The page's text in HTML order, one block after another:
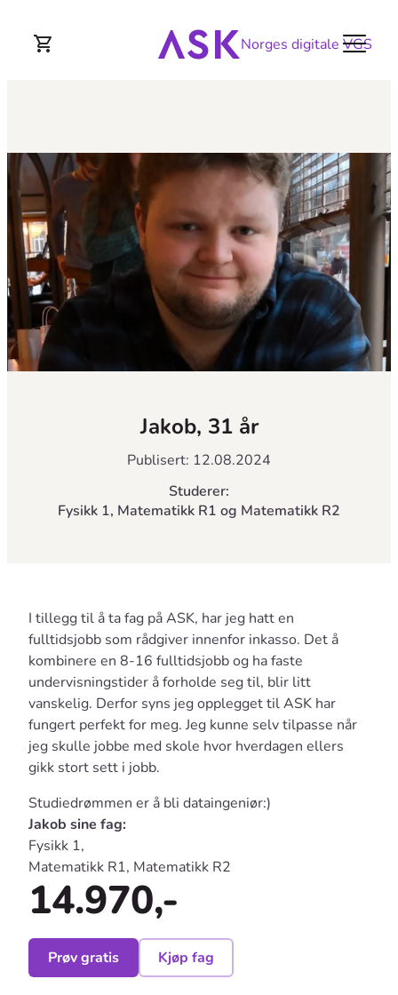
Norges digitale VGS
Jakob, 31 år
Publisert: 12.08.2024
Studerer:
Fysikk 1, Matematikk R1 og Matematikk R2
I tillegg til å ta fag på ASK, har jeg hatt en
fulltidsjobb som rådgiver innenfor inkasso. Det å
kombinere en 8-16 fulltidsjobb og ha faste
undervisningstider å forholde seg til, blir litt
vanskelig. Derfor syns jeg opplegget til ASK har
fungert perfekt for meg. Jeg kunne selv tilpasse når
jeg skulle jobbe med skole hvor hverdagen ellers
gikk stort sett i jobb.
Studiedrømmen er å bli dataingeniør:)
Jakob sine fag:
Fysikk 1,
Matematikk R1, Matematikk R2
14.970,-
Prøv gratis Kjøp fag